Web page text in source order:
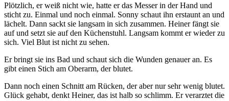
Plötzlich, er weiß nicht wie, hatte er das Messer in der Hand und
sticht zu. Einmal und noch einmal. Sonny schaut ihn erstaunt an und
lächelt. Dann sackt sie langsam in sich zusammen. Heiner fängt sie
auf und setzt sie auf den Küchenstuhl. Langsam kommt er wieder zu
sich. Viel Blut ist nicht zu sehen.
Er bringt sie ins Bad und schaut sich die Wunden genauer an. Es
gibt einen Stich am Oberarm, der blutet.
Dann noch einen Schnitt am Rücken, der aber nur sehr wenig blutet.
Glück gehabt, denkt Heiner, das ist halb so schlimm. Er verarztet die